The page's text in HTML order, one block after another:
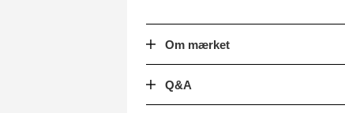
Om mærket
Q&A